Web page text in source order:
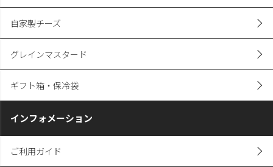
自家製チーズ
グレインマスタード
ギフト箱・保冷袋
インフォメーション
ご利用ガイド